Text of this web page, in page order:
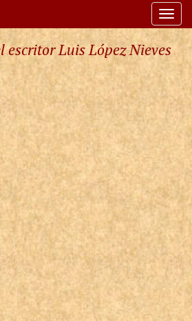
Luis López Nieves